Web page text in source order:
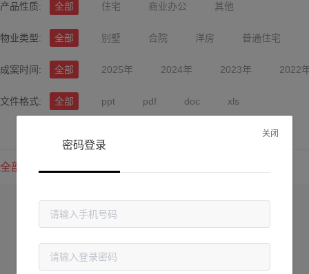
产品性质: 全部 住宅 商业办公 其他
物业类型: 全部 别墅 合院 洋房 普通住宅
成案时间: 全部 2025年 2024年 2023年 2022
文件格式: 全部 ppt pdf doc xls
全部方案
关闭
密码登录